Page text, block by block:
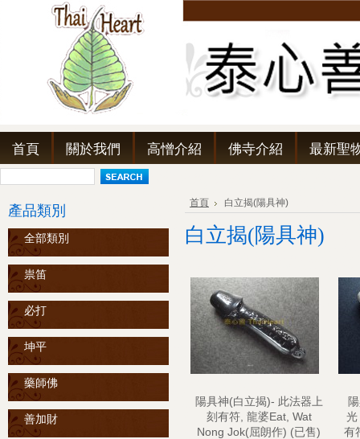
首頁 關於我們 高憎介紹 佛寺介紹 最新聖
產品類別
全部類別
祟笛
必打
坤平
藥師佛
善加財
首頁 白立揭(陽具神)
白立揭(陽具神)
陽具神(白立揭)- 此法器上
刻有符, 龍婆Eat, Wat
Nong Jok(屈朗作) (已售)
光
有